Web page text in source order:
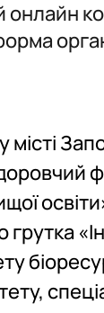
у сфері
онлайн